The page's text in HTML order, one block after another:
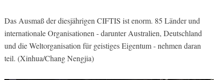
Das Ausmaß der diesjährigen CIFTIS ist enorm. 85 Länder und
internationale Organisationen - darunter Australien, Deutschland
und die Weltorganisation für geistiges Eigentum - nehmen daran
teil. (Xinhua/Chang Nengjia)